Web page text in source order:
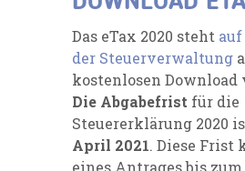
Das eTax 2020 steht
der Steuerverwaltung
kostenlosen Download
Die Abgabefrist für die
Steuererklärung 2020
April 2021. Diese Frist
eines Antrages bis zum